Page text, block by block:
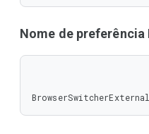
Nome de preferência